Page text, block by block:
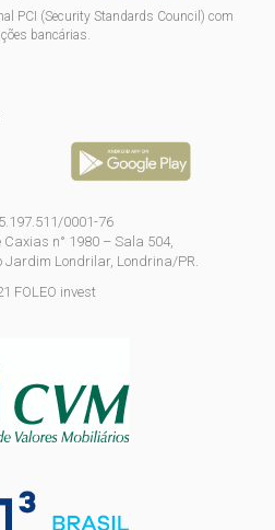
PCI (Security Standards Council) com
bancárias.
0001-76
n° 1980 – Sala 504,
Jardim Londrilar, Londrina/PR.
FOLEO invest